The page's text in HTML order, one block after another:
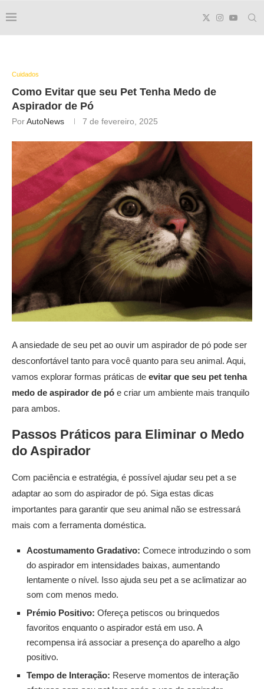
Cuidados
Como Evitar que seu Pet Tenha Medo de
Aspirador de Pó
PorAutoNews 7 de fevereiro, 2025
A ansiedade de seu pet ao ouvir um aspirador de pó pode ser
desconfortável tanto para você quanto para seu animal. Aqui,
vamos explorar formas práticas de evitar que seu pet tenha
medo de aspirador de pó e criar um ambiente mais tranquilo
para ambos.
Passos Práticos para Eliminar o Medo
do Aspirador
Com paciência e estratégia, é possível ajudar seu pet a se
adaptar ao som do aspirador de pó. Siga estas dicas
importantes para garantir que seu animal não se estressará
mais com a ferramenta doméstica.
Acostumamento Gradativo: Comece introduzindo o som
do aspirador em intensidades baixas, aumentando
lentamente o nível. Isso ajuda seu pet a se aclimatizar ao
som com menos medo.
Prémio Positivo: Ofereça petiscos ou brinquedos
favoritos enquanto o aspirador está em uso. A
recompensa irá associar a presença do aparelho a algo
positivo.
Tempo de Interação: Reserve momentos de interação